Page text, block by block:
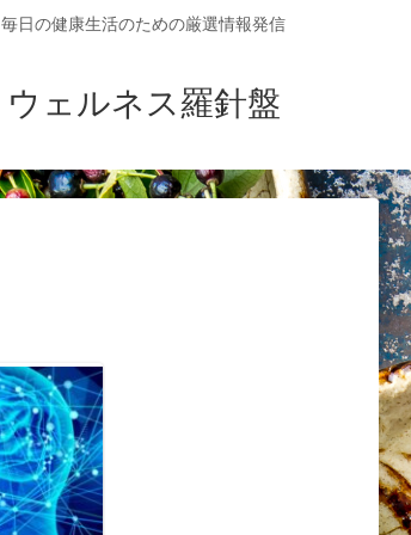
毎日の健康生活のための厳選情報発信
ウェルネス羅針盤